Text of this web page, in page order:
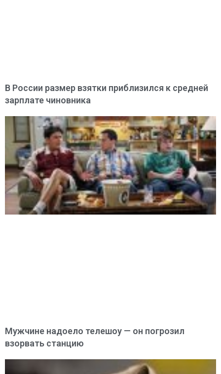
В России размер взятки приблизился к средней
зарплате чиновника
Мужчине надоело телешоу — он погрозил
взорвать станцию